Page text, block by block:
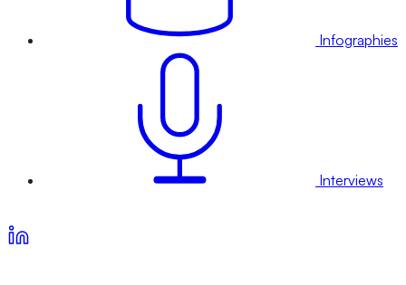
Infographies
Interviews